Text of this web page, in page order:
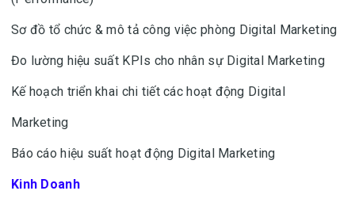
Sơ đồ tổ chức & mô tả công việc phòng Digital Marketing
Đo lường hiệu suất KPIs cho nhân sự Digital Marketing
Kế hoạch triển khai chi tiết các hoạt động Digital
Marketing
Báo cáo hiệu suất hoạt động Digital Marketing
Kinh Doanh